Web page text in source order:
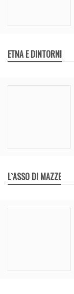
ETNA E DINTORNI
L`ASSO DI MAZZE